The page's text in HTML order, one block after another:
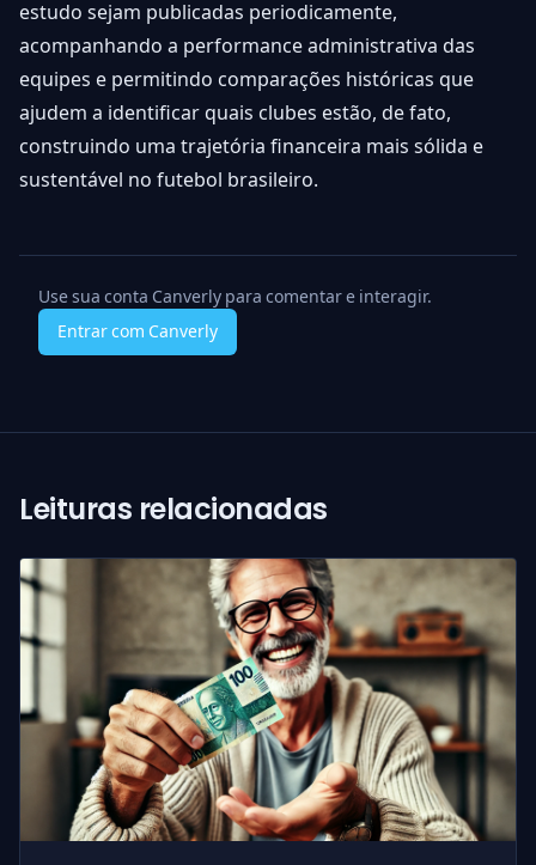
estudo sejam publicadas periodicamente,
acompanhando a performance administrativa das
equipes e permitindo comparações históricas que
ajudem a identificar quais clubes estão, de fato,
construindo uma trajetória financeira mais sólida e
sustentável no futebol brasileiro.
Use sua conta Canverly para comentar e interagir.
Entrar com Canverly
Leituras relacionadas